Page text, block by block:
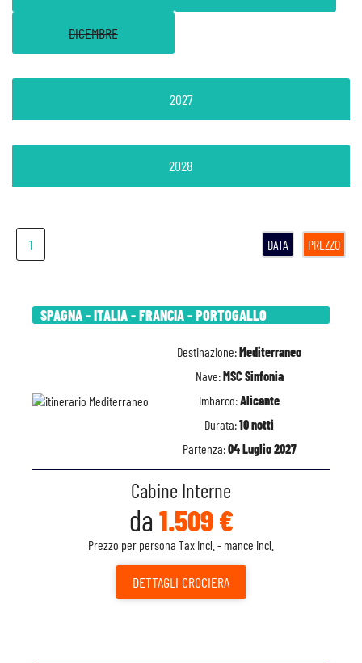
1 DATA PREZZO
SPAGNA - ITALIA - FRANCIA - PORTOGALLO
Destinazione:Mediterraneo
Nave:MSC Sinfonia
Imbarco:Alicante
Durata:10 notti
Partenza:04 Luglio 2027
Cabine Interne
da 1.509 €
Prezzo per persona Tax Incl. - mance incl.
DETTAGLI CROCIERA
DICEMBRE
2027
2028